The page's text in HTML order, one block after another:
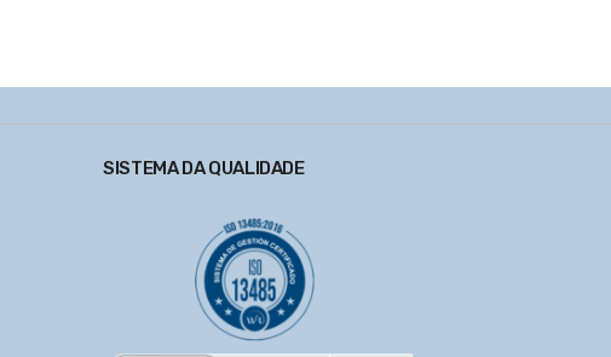
SISTEMA DA QUALIDADE